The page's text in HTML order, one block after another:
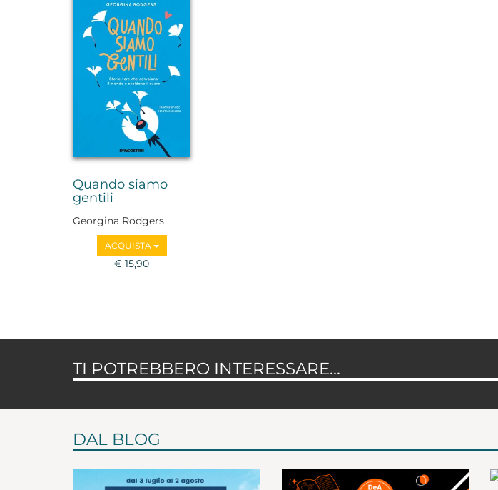
Quando siamo
gentili
Georgina Rodgers
ACQUISTA
€ 15,90
TI POTREBBERO INTERESSARE...
DAL BLOG